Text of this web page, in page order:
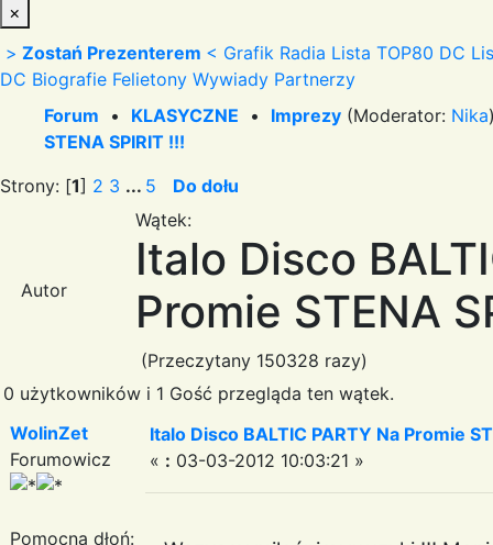
×
> Zostań Prezenterem < Grafik Radia Lista TOP80 DC
DC Biografie Felietony Wywiady Partnerzy
Forum • KLASYCZNE • Imprezy (Moderator: Nika
STENA SPIRIT !!!
Strony: [1] 2 3 ... 5 Do dołu
Autor
Wątek:
Italo Disco
Promie STENA
(Przeczytany 150328 razy)
0 użytkowników i 1 Gość przegląda ten wątek.
WolinZet
Forumowicz
Pomocna dłoń:
Italo Disco BALTIC PARTY Na Promie
« : 03-03-2012 10:03:21 »